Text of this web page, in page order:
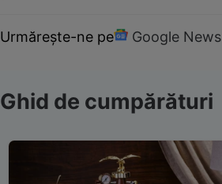
Urmărește-ne pe Google News
Ghid de cumpărături